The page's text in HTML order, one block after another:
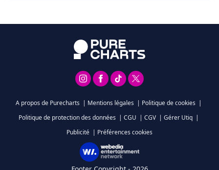
A propos de Purecharts | Mentions légales | Politique de cookies |
Politique de protection des données | CGU | CGV | Gérer Utiq |
Publicité | Préférences cookies